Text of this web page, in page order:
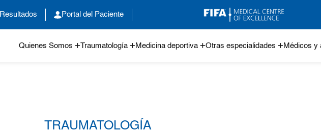
Resultados Portal del Paciente
Quienes Somos Traumatología Medicina deportiva Otras especialidades Médicos y
TRAUMATOLOGÍA